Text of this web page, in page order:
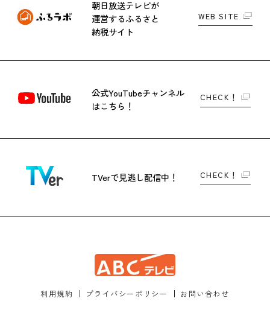
朝日放送テレビが
運営するふるさと
納税サイト
WEB SITE
公式YouTubeチャンネル
はこちら！
CHECK！
TVerで見逃し配信中！ CHECK！
利用規約 プライバシーポリシー お問い合わせ